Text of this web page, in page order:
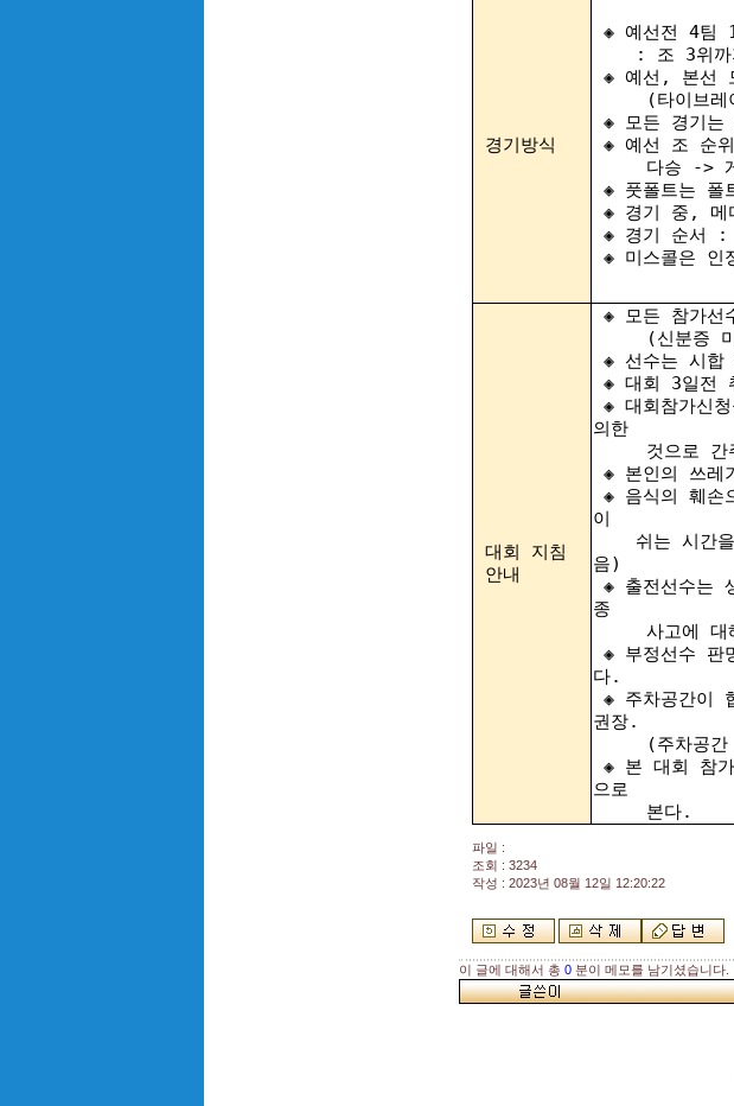
경기방식
◈ 예선전 4팀
: 조 3위까
◈ 예선, 본선
(타이브레이
◈ 모든 경기는
◈ 예선 조 순
다승 -> 게
◈ 풋폴트는 폴
◈ 경기 중, 메
◈ 경기 순
◈ 미스콜은 인
대회 지침
안내
◈ 모든 참가선
(신분증 미
◈ 선수는 시합
◈ 대회 3일전
◈ 대회참가신
의한
것으로 간
◈ 본인의 쓰레
◈ 음식의 훼손
이
쉬는 시간을
음)
◈ 출전선수는
종
사고에 대해
◈ 부정선수 판
다.
◈ 주차공간이
권장.
(주차공간
◈ 본 대회 참
으로
본다.
파일 :
조회 : 3234
작성 : 2023년 08월 12일 12:20:22
이 글에 대해서 총 0 분이 메모를 남기셨습니다.